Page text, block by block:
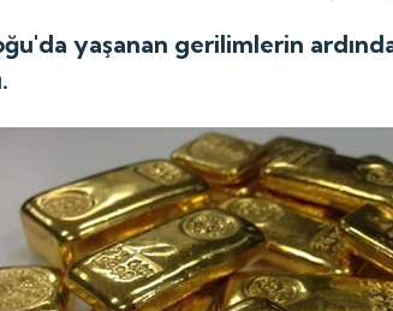
yaşanan gerilimlerin